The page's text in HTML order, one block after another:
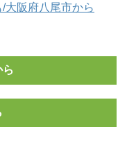
大阪府八尾市から